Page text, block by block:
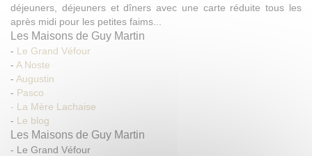
déjeuners, déjeuners et dîners avec une carte réduite tous les
après midi pour les petites faims...
Les Maisons de Guy Martin
- Le Grand Véfour
- A Noste
- Augustin
- Pasco
- La Mère Lachaise
- Le blog
Les Maisons de Guy Martin
- Le Grand Véfour